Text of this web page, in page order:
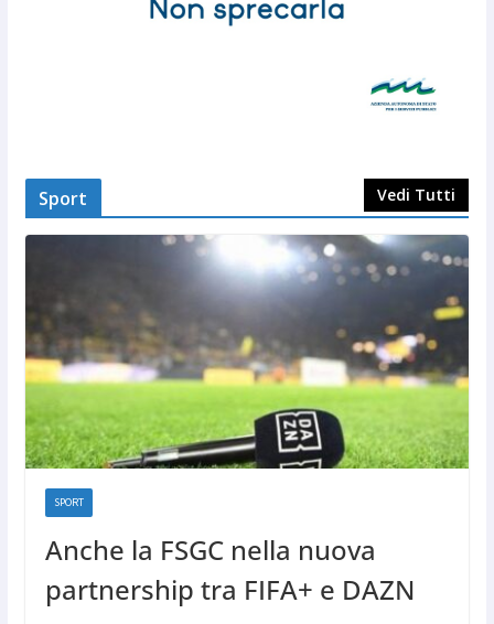
Sport Vedi Tutti
SPORT
Anche la FSGC nella nuova
partnership tra FIFA+ e DAZN